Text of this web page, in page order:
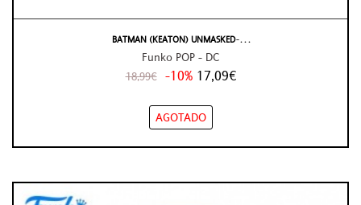
BATMAN (KEATON) UNMASKED ̵ . . .
Funko POP - DC
18,99€ -10% 17,09€
AGOTADO